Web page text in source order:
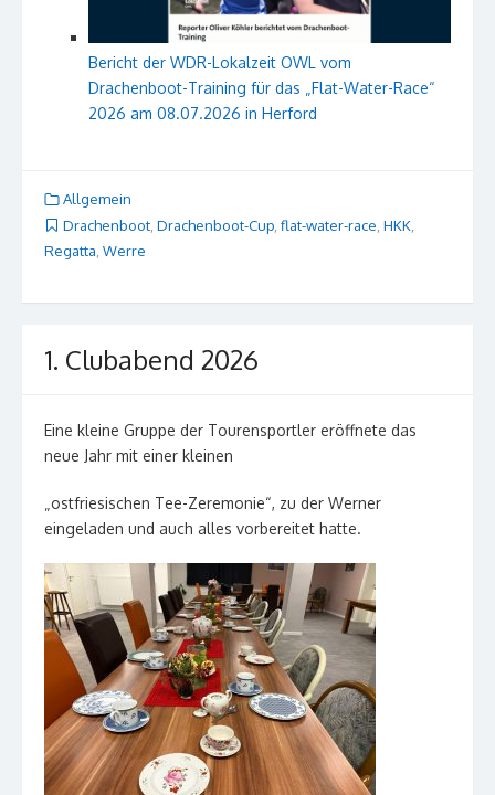
Bericht der WDR-Lokalzeit OWL vom
Drachenboot-Training für das „Flat-Water-Race“
2026 am 08.07.2026 in Herford
Allgemein
Drachenboot Drachenboot-Cup flat-water-race HKK
Regatta Werre
1. Clubabend 2026
Eine kleine Gruppe der Tourensportler eröffnete das
neue Jahr mit einer kleinen
„ostfriesischen Tee-Zeremonie“, zu der Werner
eingeladen und auch alles vorbereitet hatte.